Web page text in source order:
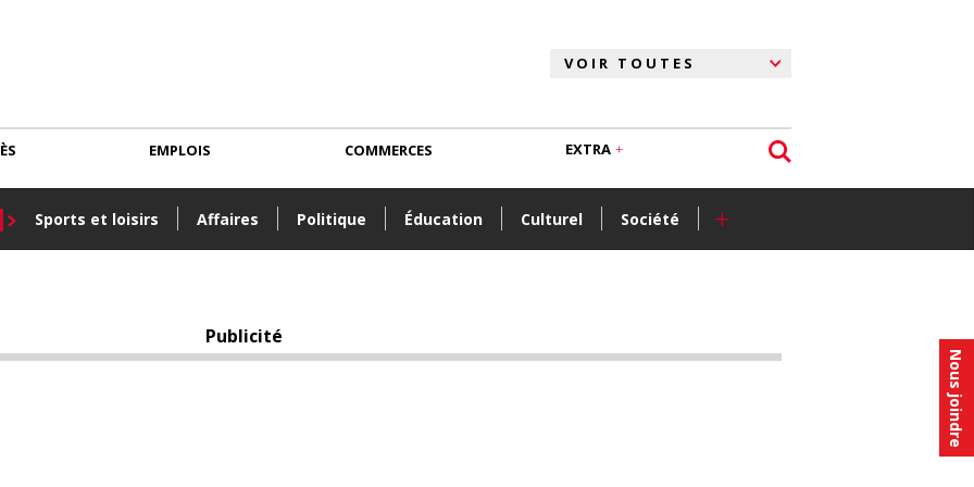
Nous joindre
Sports et loisirs Affaires Politique Éducation Culturel Société +
EMPLOIS COMMERCES EXTRA
Publicité